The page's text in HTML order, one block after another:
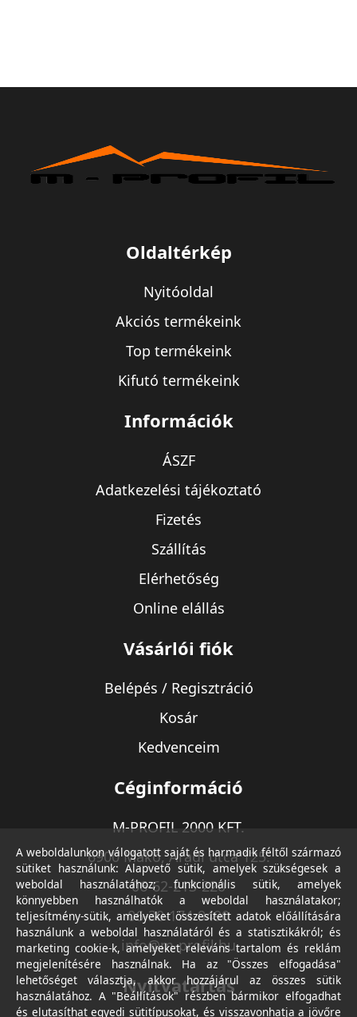
Oldaltérkép
Nyitóoldal
Akciós termékeink
Top termékeink
Kifutó termékeink
Információk
ÁSZF
Adatkezelési tájékoztató
Fizetés
Szállítás
Elérhetőség
Online elállás
Vásárlói fiók
Belépés / Regisztráció
Kosár
Kedvenceim
Céginformáció
M-PROFIL 2000 KFT.
6900 Makó, Aradi utca 125.
06-62-213-220
06-30-174-9490
info@m-profil.hu
Nyitvatartás
A weboldalunkon válogatott saját és harmadik féltől származó
sütiket használunk: Alapvető sütik, amelyek szükségesek a
weboldal használatához; funkcionális sütik, amelyek
könnyebben használhatók a weboldal használatakor;
teljesítmény-sütik, amelyeket összesített adatok előállítására
használunk a weboldal használatáról és a statisztikákról; és
marketing cookie-k, amelyeket releváns tartalom és reklám
megjelenítésére használnak. Ha az "Összes elfogadása"
lehetőséget választja, akkor hozzájárul az összes sütik
használatához. A "Beállítások" részben bármikor elfogadhat
és elutasíthat egyedi sütitípusokat, és visszavonhatja a jövőre